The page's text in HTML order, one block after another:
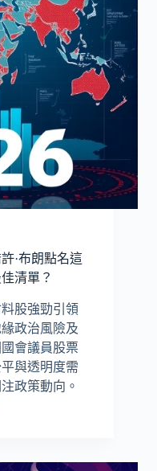
·布朗點名這
清單？
股強勁引領
政治風險及
會議員股票
與透明度需
政策動向。